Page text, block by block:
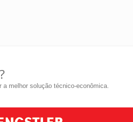
melhor solução técnico-econômica.